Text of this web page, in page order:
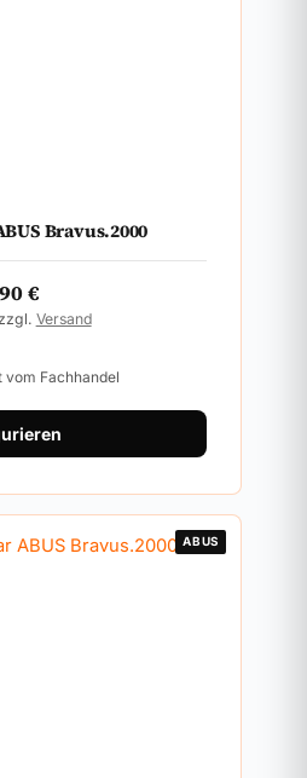
Bravus.2000
€
Versand
Fachhandel
ABUS